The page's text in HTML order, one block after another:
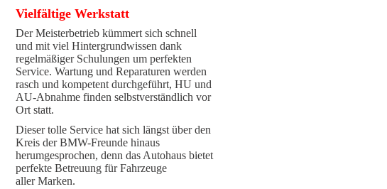
Vielfältige Werkstatt
Der Meisterbetrieb kümmert sich schnell
und mit viel Hintergrundwissen dank
regelmäßiger Schulungen um perfekten
Service. Wartung und Reparaturen werden
rasch und kompetent durchgeführt, HU und
AU-Abnahme finden selbstverständlich vor
Ort statt.
Dieser tolle Service hat sich längst über den
Kreis der BMW-Freunde hinaus
herumgesprochen, denn das Autohaus bietet
perfekte Betreuung für Fahrzeuge
aller Marken.